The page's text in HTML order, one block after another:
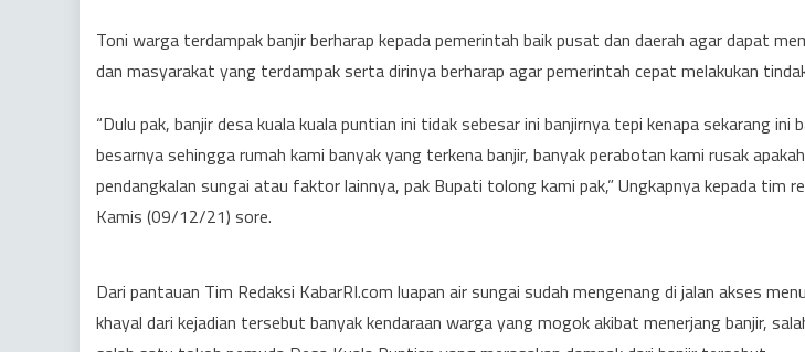
Toni warga terdampak banjir berharap kepada pemerintah baik pusat dan daerah agar dapat
dan masyarakat yang terdampak serta dirinya berharap agar pemerintah cepat melakukan
“Dulu pak, banjir desa kuala kuala puntian ini tidak sebesar ini banjirnya tepi kenapa sekarang ini
besarnya sehingga rumah kami banyak yang terkena banjir, banyak perabotan kami rusak
pendangkalan sungai atau faktor lainnya, pak Bupati tolong kami pak,” Ungkapnya kepada tim
Kamis (09/12/21) sore.
Dari pantauan Tim Redaksi KabarRI.com luapan air sungai sudah mengenang di jalan akses
khayal dari kejadian tersebut banyak kendaraan warga yang mogok akibat menerjang banjir,